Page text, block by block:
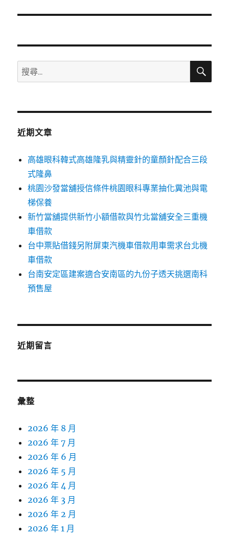
文
搜
尋
鍵
搜
近期文章
高雄眼科韓式高雄隆乳與精靈針的童顏針配合三段
式隆鼻
桃園沙發當舖授信條件桃園眼科專業抽化糞池與電
梯保養
新竹當舖提供新竹小額借款與竹北當舖安全三重機
車借款
台中票貼借錢另附屏東汽機車借款用車需求台北機
車借款
台南安定區建案適合安南區的九份子透天挑選南科
預售屋
近期留言
彙整
2026 年 8 月
2026 年 7 月
2026 年 6 月
2026 年 5 月
2026 年 4 月
2026 年 3 月
2026 年 2 月
2026 年 1 月